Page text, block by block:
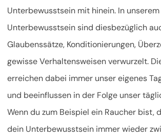
Unterbewusstsein mit hinein. In unserem
Unterbewusstsein sind diesbezüglich
Glaubenssätze, Konditionierungen,
gewisse Verhaltensweisen verwurzelt.
erreichen dabei immer unser eigenes
und beeinflussen in der Folge unser
Wenn du zum Beispiel ein Raucher bist,
dein Unterbewusstsein immer wieder